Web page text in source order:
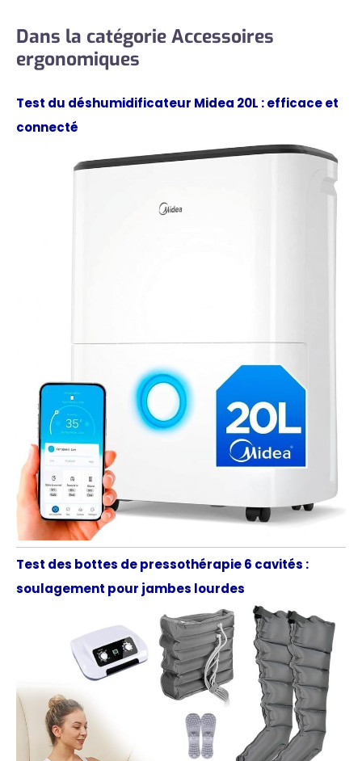
Dans la catégorie Accessoires
ergonomiques
Test du déshumidificateur Midea 20L : efficace et
connecté
Test des bottes de pressothérapie 6 cavités :
soulagement pour jambes lourdes